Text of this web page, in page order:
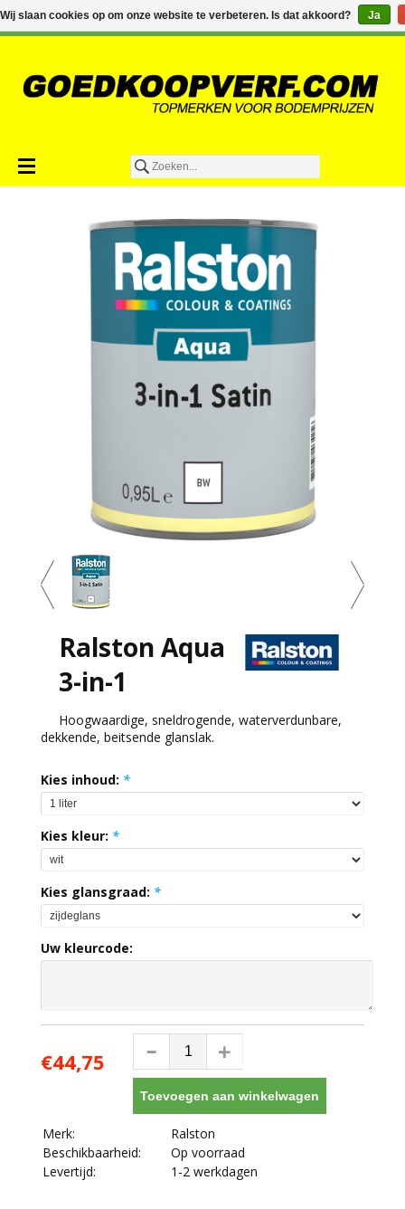
€0,00
Ralston Aqua
3-in-1
Hoogwaardige, sneldrogende, waterverdunbare,
dekkende, beitsende glanslak.
Kies inhoud: *
Kies kleur: *
Kies glansgraad: *
Uw kleurcode:
€44,75
Toevoegen aan winkelwagen
Toevoegen aan winkelwagen
Merk:
Ralston
Beschikbaarheid:
Op voorraad
Levertijd:
1-2 werkdagen
Wij slaan cookies op om onze website te verbeteren. Is dat akkoord? Ja